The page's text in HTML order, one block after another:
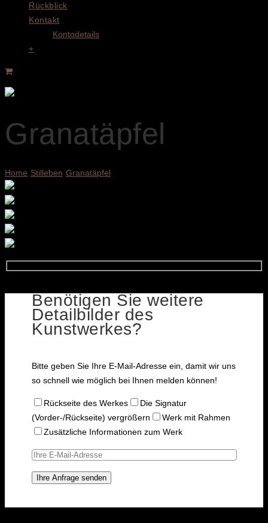
Rückblick
Kontakt
Kontodetails
+
Granatäpfel
Home Stilleben Granatäpfel
Benötigen Sie weitere
Detailbilder des
Kunstwerkes?
Bitte geben Sie Ihre E-Mail-Adresse ein, damit wir uns
so schnell wie möglich bei Ihnen melden können!
Rückseite des Werkes
Die Signatur
(Vorder-/Rückseite) vergrößern
Werk mit Rahmen
Zusätzliche Informationen zum Werk